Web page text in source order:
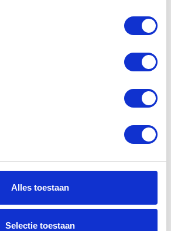
Alles toestaan
Selectie toestaan